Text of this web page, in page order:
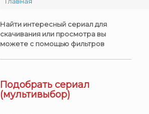
Найти интересный сериал для
скачивания или просмотра вы
можете с помощью фильтров
Подобрать сериал
(мультивыбор)